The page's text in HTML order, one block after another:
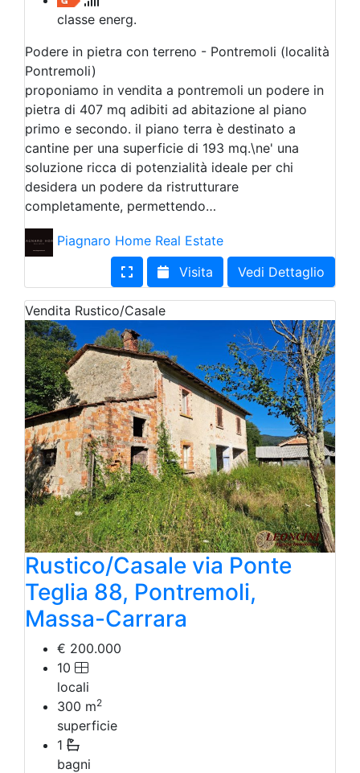
classe energ.
Podere in pietra con terreno - Pontremoli (località
Pontremoli)
proponiamo in vendita a pontremoli un podere in
pietra di 407 mq adibiti ad abitazione al piano
primo e secondo. il piano terra è destinato a
cantine per una superficie di 193 mq.\ne' una
soluzione ricca di potenzialità ideale per chi
desidera un podere da ristrutturare
completamente, permettendo…
Piagnaro Home Real Estate
Visita
Vedi Dettaglio
Vendita Rustico/Casale
Rustico/Casale via Ponte
Teglia 88, Pontremoli,
Massa-Carrara
€ 200.000
10
locali
300 m2
superficie
1
bagni